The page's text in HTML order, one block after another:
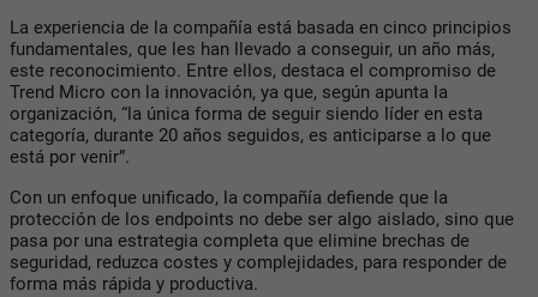
La experiencia de la compañía está basada en cinco principios
fundamentales, que les han llevado a conseguir, un año más,
este reconocimiento. Entre ellos, destaca el compromiso de
Trend Micro con la innovación, ya que, según apunta la
organización, “la única forma de seguir siendo líder en esta
categoría, durante 20 años seguidos, es anticiparse a lo que
está por venir”.
Con un enfoque unificado, la compañía defiende que la
protección de los endpoints no debe ser algo aislado, sino que
pasa por una estrategia completa que elimine brechas de
seguridad, reduzca costes y complejidades, para responder de
forma más rápida y productiva.